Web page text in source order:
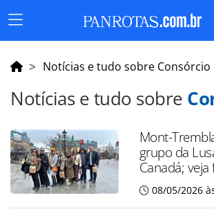
Menu
Principal
Notícias e tudo sobre Consórcio
Notícias e tudo sobre
Mont-
grupo da
Canadá;
08/05/2026